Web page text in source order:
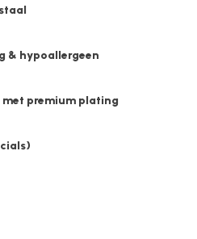
& hypoallergeen
premium plating